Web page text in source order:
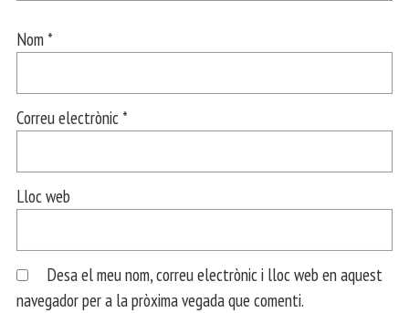
Nom *
Correu electrònic *
Lloc web
Desa el meu nom, correu electrònic i lloc web en aquest
navegador per a la pròxima vegada que comenti.